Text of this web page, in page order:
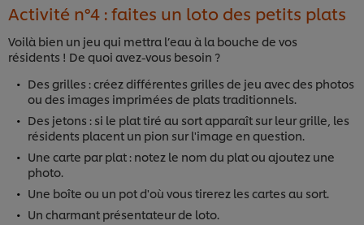
Activité n°4 : faites un loto des petits plats
Voilà bien un jeu qui mettra l’eau à la bouche de vos
résidents ! De quoi avez-vous besoin ?
Des grilles : créez différentes grilles de jeu avec des photos
ou des images imprimées de plats traditionnels.
Des jetons : si le plat tiré au sort apparaît sur leur grille, les
résidents placent un pion sur l'image en question.
Une carte par plat : notez le nom du plat ou ajoutez une
photo.
Une boîte ou un pot d'où vous tirerez les cartes au sort.
Un charmant présentateur de loto.